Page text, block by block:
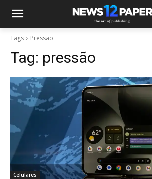
Tags Pressão
Tag: pressão
Celulares